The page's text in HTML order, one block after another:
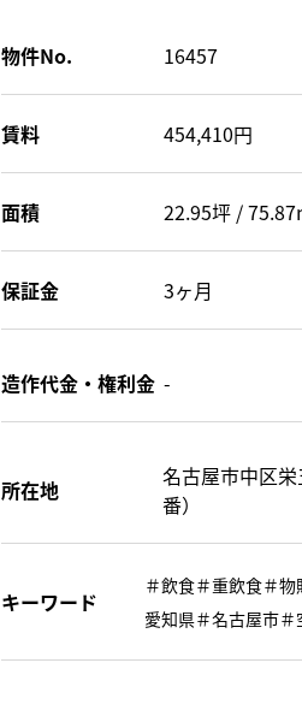
物件No. 16457
賃料 454,410円
面積 22.95坪 /
保証金 3ヶ月
造作代金・権利金 -
所在地
名古屋市中区
番）
キーワード
＃飲食＃重飲食＃
愛知県＃名古屋市